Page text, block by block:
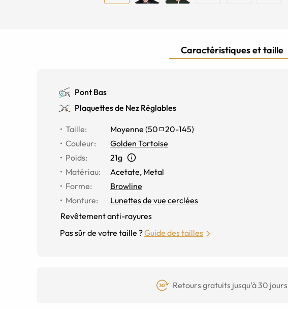
Caractéristiques et taille
Pont Bas
Plaquettes de Nez Réglables
Taille: Moyenne (50 20-145)
Couleur:
Golden Tortoise
Poids:
21g
Matériau:
Acetate, Metal
Forme:
Browline
Monture:
Lunettes de vue cerclées
Revêtement anti-rayures
Pas sûr de votre taille ?Guide des tailles
Retours gratuits jusqu’à 30 jours